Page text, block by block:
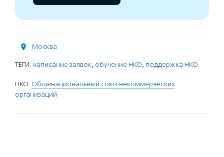
Москва
ТЕГИ: написание заявок, обучение НКО, поддержка НКО
НКО: Общенациональный союз некоммерческих
организаций